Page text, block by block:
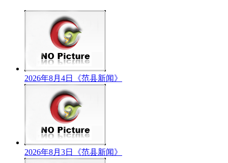
2026年8月4日《范县新闻》
2026年8月3日《范县新闻》